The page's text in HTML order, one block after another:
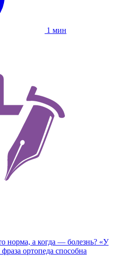
1 мин
норма, а когда — болезнь? «У
ортопеда способна